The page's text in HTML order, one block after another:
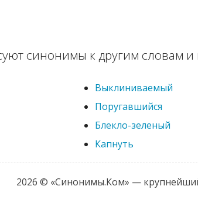
синонимы к другим словам
Выклиниваемый
Поругавшийся
Блекло-зеленый
Капнуть
2026 © «Синонимы.Ком» —